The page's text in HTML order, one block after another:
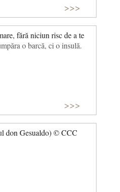
>>>
fără niciun risc de a te
o barcă, ci o insulă.
>>>
don Gesualdo) © CCC